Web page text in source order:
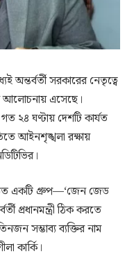
অন্তর্বর্তী সরকারের নেতৃত্বে
আলোচনায় এসেছে।
গত ২৪ ঘণ্টায় দেশটি কার্যত
আইনশৃঙ্খলা রক্ষায়
একটি গ্রুপ—‘জেন জেড
প্রধানমন্ত্রী ঠিক করতে
সম্ভাব্য ব্যক্তির নাম
কার্কি।